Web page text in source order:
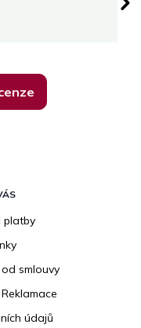
platby
smlouvy
údajů